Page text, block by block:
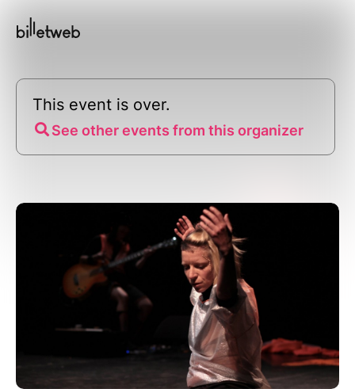
This event is over.
See other events from this organizer